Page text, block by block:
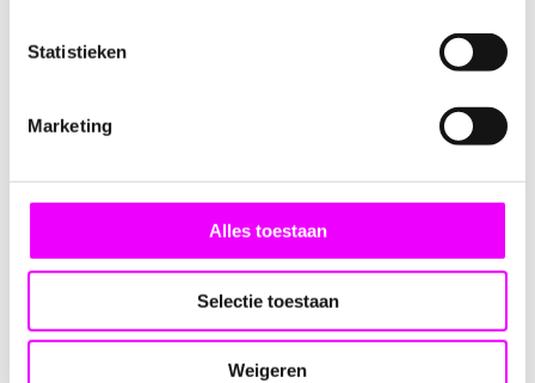
Statistieken
Marketing
Alles toestaan
Selectie toestaan
Weigeren
Optioneel te personaliseren met een sticker
Schooltraktatie
Kinderopvang
Geboorte
Prinsessenfeest
Eenhoornfeest
Fairy- of toverstaf thema